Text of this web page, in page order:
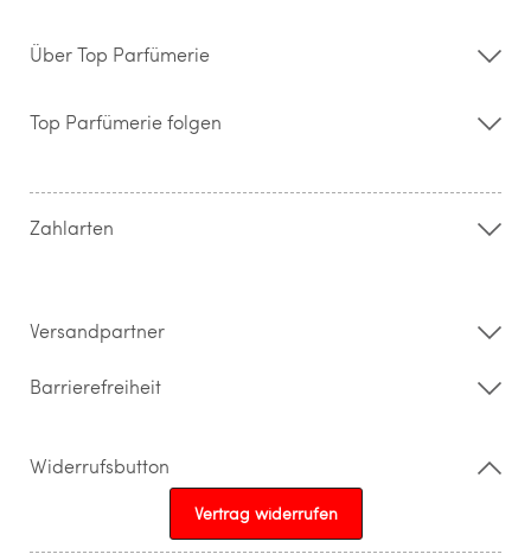
Über Top Parfümerie
Storefinder
Kontakt
Widerrufsrecht & Rückgabebedingungen
Top Parfümerie folgen
Zahlarten
Versandpartner
Barrierefreiheit
Widerrufsbutton
Vertrag widerrufen